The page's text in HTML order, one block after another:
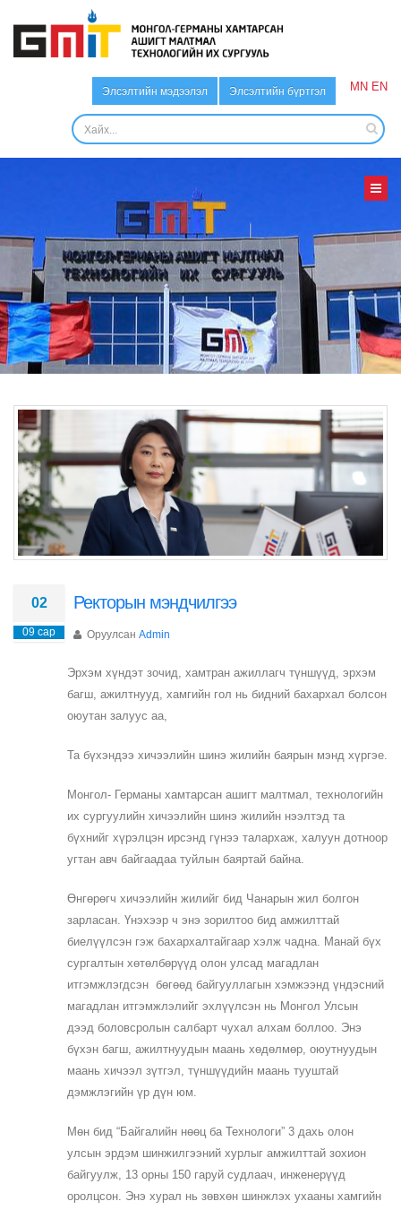
Элсэлтийн мэдээлэл Элсэлтийн бүртгэл MN EN
02
09 сар
Ректорын мэндчилгээ
Оруулсан Admin
Эрхэм хүндэт зочид, хамтран ажиллагч түншүүд, эрхэм
багш, ажилтнууд, хамгийн гол нь бидний бахархал болсон
оюутан залуус аа,
Та бүхэндээ хичээлийн шинэ жилийн баярын мэнд хүргэе.
Монгол- Германы хамтарсан ашигт малтмал, технологийн
их сургуулийн хичээлийн шинэ жилийн нээлтэд та
бүхнийг хүрэлцэн ирсэнд гүнээ талархаж, халуун дотноор
угтан авч байгаадаа туйлын баяртай байна.
Өнгөрөгч хичээлийн жилийг бид Чанарын жил болгон
зарласан. Үнэхээр ч энэ зорилтоо бид амжилттай
биелүүлсэн гэж бахархалтайгаар хэлж чадна. Манай бүх
сургалтын хөтөлбөрүүд олон улсад магадлан
итгэмжлэгдсэн бөгөөд байгууллагын хэмжээнд үндэсний
магадлан итгэмжлэлийг эхлүүлсэн нь Монгол Улсын
дээд боловсролын салбарт чухал алхам боллоо. Энэ
бүхэн багш, ажилтнуудын маань хөдөлмөр, оюутнуудын
маань хичээл зүтгэл, түншүүдийн маань тууштай
дэмжлэгийн үр дүн юм.
Мөн бид “Байгалийн нөөц ба Технологи” 3 дахь олон
улсын эрдэм шинжилгээний хурлыг амжилттай зохион
байгуулж, 13 орны 150 гаруй судлаач, инженерүүд
оролцсон. Энэ хурал нь зөвхөн шинжлэх ухааны хамгийн